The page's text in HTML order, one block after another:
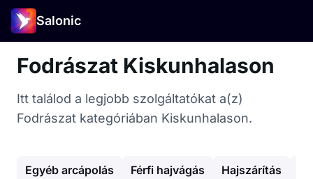
Salonic
Fodrászat Kiskunhalason
Itt találod a legjobb szolgáltatókat a(z)
Fodrászat kategóriában Kiskunhalason.
Egyéb arcápolás Férfi hajvágás Hajszárítás